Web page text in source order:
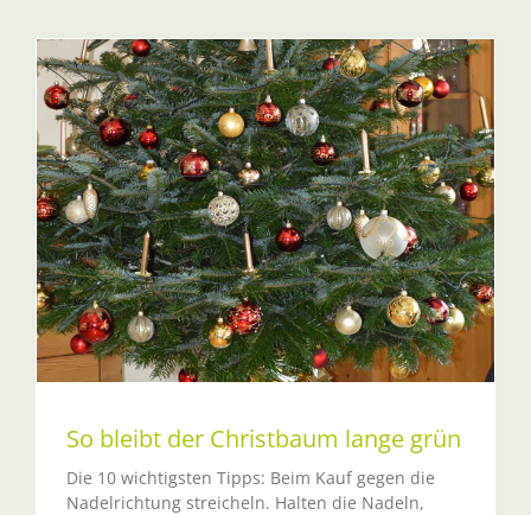
So bleibt der Christbaum lange grün
Die 10 wichtigsten Tipps: Beim Kauf gegen die
Nadelrichtung streicheln. Halten die Nadeln,